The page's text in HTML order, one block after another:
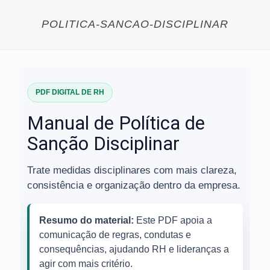
POLITICA-SANCAO-DISCIPLINAR
PDF DIGITAL DE RH
Manual de Política de
Sanção Disciplinar
Trate medidas disciplinares com mais clareza,
consistência e organização dentro da empresa.
Resumo do material: Este PDF apoia a
comunicação de regras, condutas e
consequências, ajudando RH e lideranças a
agir com mais critério.